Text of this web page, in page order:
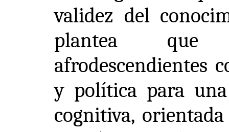
validez del
plantea que
afrodescendientes
y política para
cognitiva,